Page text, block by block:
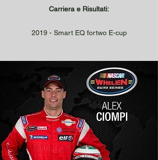
Carriera e Risultati:
2019 - Smart EQ fortwo E-cup